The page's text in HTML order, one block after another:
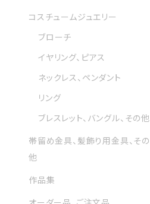
コスチュームジュエリー
ブローチ
イヤリング、ピアス
ネックレス、ペンダント
リング
ブレスレット、バングル、その他
帯留め金具、髪飾り用金具、その
他
作品集